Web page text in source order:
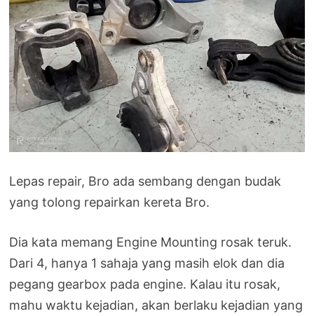
Lepas repair, Bro ada sembang dengan budak
yang tolong repairkan kereta Bro.
Dia kata memang Engine Mounting rosak teruk.
Dari 4, hanya 1 sahaja yang masih elok dan dia
pegang gearbox pada engine. Kalau itu rosak,
mahu waktu kejadian, akan berlaku kejadian yang